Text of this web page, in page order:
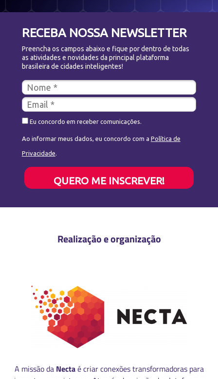
RECEBA NOSSA NEWSLETTER
Preencha os campos abaixo e fique por dentro de todas
as atividades e novidades da principal plataforma
brasileira de cidades inteligentes!
Eu concordo em receber comunicações.
Ao informar meus dados, eu concordo com a Política de
Privacidade.
QUERO ME INSCREVER!
Realização e organização
A missão da Nectaé criar conexões transformadoras para